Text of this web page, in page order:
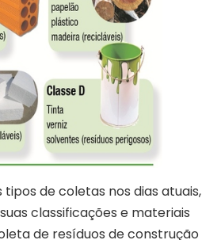
de coletas nos dias atuais,
classificações e materiais
de resíduos de construção